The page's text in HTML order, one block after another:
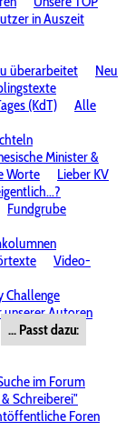
in Auszeit
überarbeitet
Neu
(KdT)
Alle
Minister &
Worte
Lieber KV
Fundgrube
Video-
Challenge
unserer Autoren
... Passt dazu:
im Forum
Schreiberei"
Foren